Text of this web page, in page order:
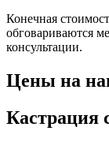
Конечная
обговариваются
консультации.
Цены на
Кастрация